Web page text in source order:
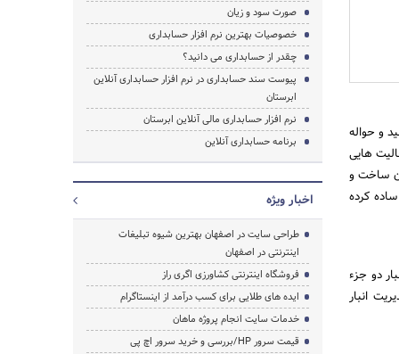
جستجو
و حواله
هایی
ساخت و
کرده
دو جزء
انبار
صورت سود و زیان
خصوصیات بهترین نرم افزار حسابداری
چقدر از حسابداری می دانید؟
پیوست سند حسابداری در نرم افزار حسابداری آنلاین
ابرستان
نرم افزار حسابداری مالی آنلاین ابرستان
برنامه حسابداری آنلاین
اخبار ویژه
طراحی سایت در اصفهان بهترین شیوه تبلیغات
اینترنتی در اصفهان
فروشگاه اینترنتی کشاورزی اگری راز
ایده های طلایی برای کسب درآمد از اینستاگرام
خدمات سایت انجام پروژه ماهان
قیمت سرور HP/بررسی و خرید سرور اچ پی